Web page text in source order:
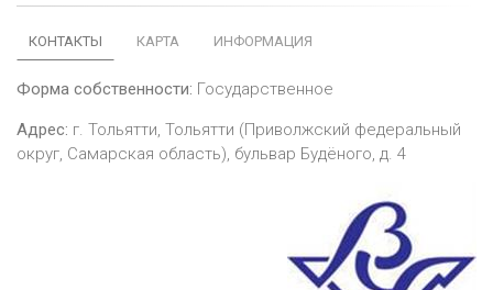
КОНТАКТЫ КАРТА ИНФОРМАЦИЯ
Форма собственности: Государственное
Адрес: г. Тольятти, Тольятти (Приволжский федеральный
округ, Самарская область), бульвар Будёного, д. 4